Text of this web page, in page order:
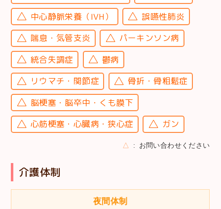
中心静脈栄養（IVH）
誤嚥性肺炎
喘息・気管支炎
パーキンソン病
統合失調症
鬱病
リウマチ・関節症
骨折・骨粗鬆症
脳梗塞・脳卒中・くも膜下
心筋梗塞・心臓病・狭心症
ガン
△ お問い合わせください
介護体制
夜間体制